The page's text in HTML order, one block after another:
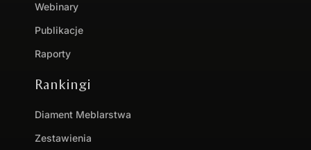
Webinary
Publikacje
Raporty
Rankingi
Diament Meblarstwa
Zestawienia